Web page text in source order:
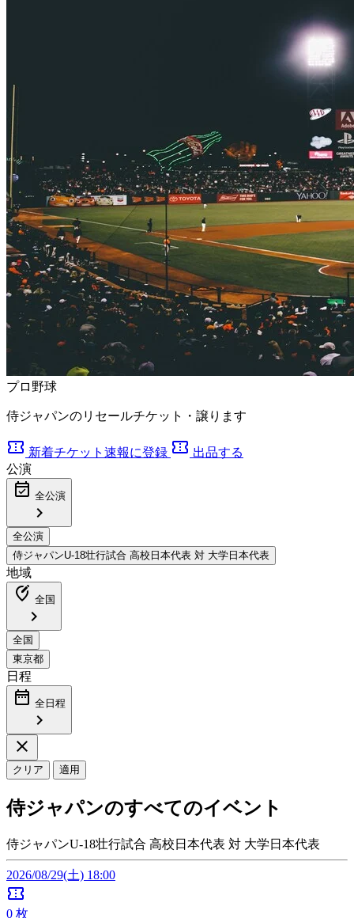
プロ野球
侍ジャパンのリセールチケット・譲ります
confirmation_number 新着チケット速報に登録 confirmation_number 出品する
公演
event_available 全公演
chevron_right
地域
edit_location_alt 全国
chevron_right
日程
date_range 全日程
chevron_right
close
クリア 適用
侍ジャパンのすべてのイベント
侍ジャパンU-18壮行試合 高校日本代表 対 大学日本代表
2026/08/29(土) 18:00
confirmation_number
0 枚